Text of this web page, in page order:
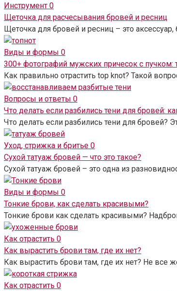
Инструмент 0
Щеточка для расчесывания бровей и ресниц
Щеточка для бровей и ресниц – это
Виды и формы 0
300+ фотографий мужских причесок с пучком:
Как правильно отрастить top knot? Такой
Вопросы и ответы 0
Что делать если разбились тени для бровей:
Что делать если разбились тени для бровей?
Уход, стрижка и бритье 0
Сухой татуаж бровей — что это такое?
Сухой татуаж бровей – это одна из
Виды и формы 0
Тонкие брови, как сделать красивыми?
Тонкие брови как сделать красивыми?
Как отрастить 0
Как вырастить брови там, где их нет?
Как вырастить брови там, где их нет? Не
Как отрастить 0